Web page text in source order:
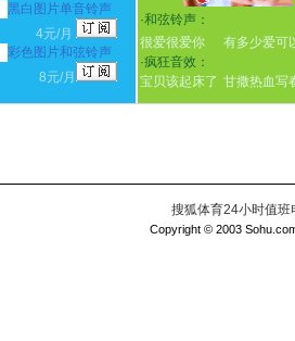
黑白图片单音铃声
4元/月
彩色图片和弦铃声
8元/月
·和弦铃声：
很爱很爱你
有多少爱可
·疯狂音效：
宝贝该起床了 甘撒热血写
搜狐体育24小时值
Copyright © 2003